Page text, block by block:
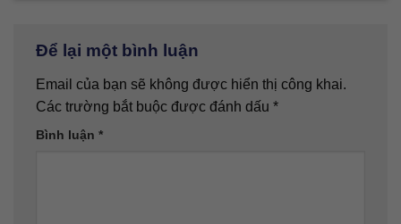
Để lại một bình luận
Email của bạn sẽ không được hiển thị công khai.
Các trường bắt buộc được đánh dấu *
Bình luận *